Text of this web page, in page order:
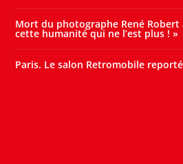
Mort du photographe René Robert
cette humanité qui ne l’est plus ! »
Paris. Le salon Retromobile